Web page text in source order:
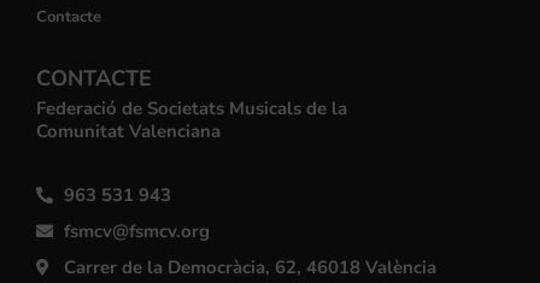
Contacte
CONTACTE
Federació de Societats Musicals de la
Comunitat Valenciana
963 531 943
fsmcv@fsmcv.org
Carrer de la Democràcia, 62, 46018 València